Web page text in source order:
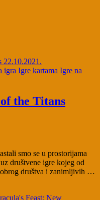
igra Igre kartama Igre na
the Titans
smo se u prostorijama
društvene igre kojeg od
društva i zanimljivih …
Feast: New